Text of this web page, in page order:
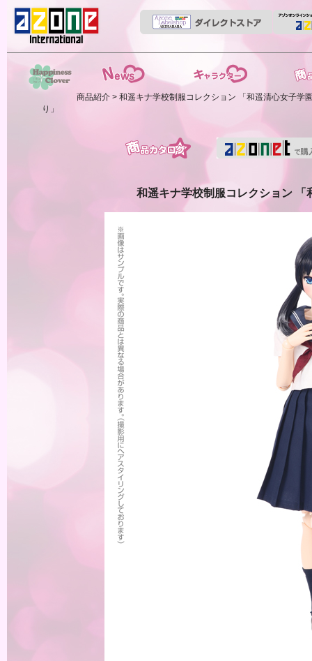
HappinessClover商品紹介 > 和遥キナ学校制服コレクション 「和遥清心女子学
り」
和遥キナ学校制服コレクション